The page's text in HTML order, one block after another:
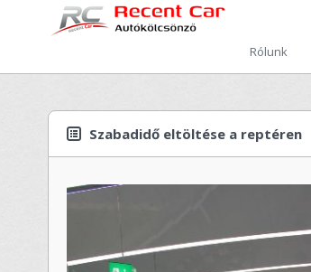
Rólunk
Szabadidő eltöltése a reptéren